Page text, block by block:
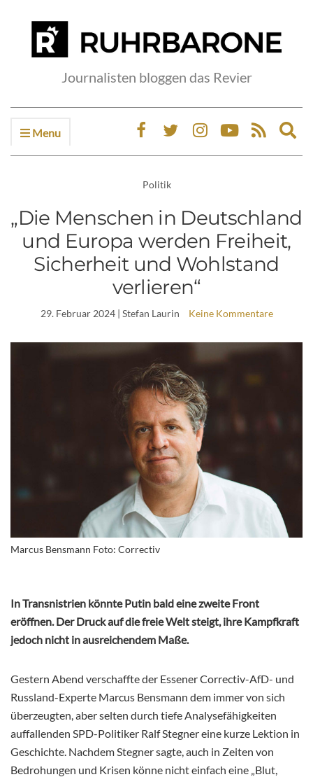
Journalisten bloggen das Revier
Menu
Politik
„Die Menschen in Deutschland
und Europa werden Freiheit,
Sicherheit und Wohlstand
verlieren“
29. Februar 2024| Stefan Laurin Keine Kommentare
Marcus Bensmann Foto: Correctiv
In Transnistrien könnte Putin bald eine zweite Front
eröffnen. Der Druck auf die freie Welt steigt, ihre Kampfkraft
jedoch nicht in ausreichendem Maße.
Gestern Abend verschaffte der Essener Correctiv-AfD- und
Russland-Experte Marcus Bensmann dem immer von sich
überzeugten, aber selten durch tiefe Analysefähigkeiten
auffallenden SPD-Politiker Ralf Stegner eine kurze Lektion in
Geschichte. Nachdem Stegner sagte, auch in Zeiten von
Bedrohungen und Krisen könne nicht einfach eine „Blut,